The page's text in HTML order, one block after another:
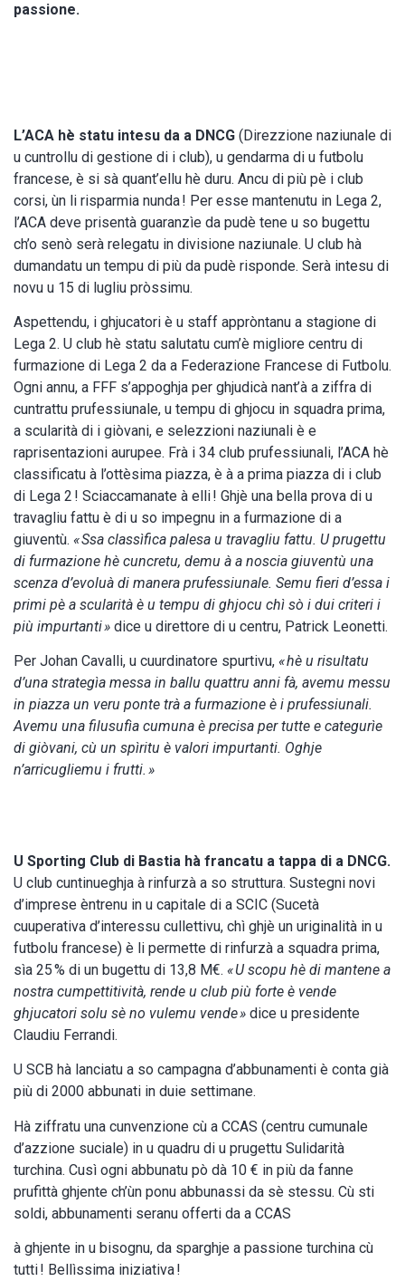
passione.
L’ACA hè statu intesu da a DNCG (Direzzione naziunale di
u cuntrollu di gestione di i club), u gendarma di u futbolu
francese, è si sà quant’ellu hè duru. Ancu di più pè i club
corsi, ùn li risparmia nunda ! Per esse mantenutu in Lega 2,
l’ACA deve prisentà guaranzìe da pudè tene u so bugettu
ch’o senò serà relegatu in divisione naziunale. U club hà
dumandatu un tempu di più da pudè risponde. Serà intesu di
novu u 15 di lugliu pròssimu.
Aspettendu, i ghjucatori è u staff appròntanu a stagione di
Lega 2. U club hè statu salutatu cum’è migliore centru di
furmazione di Lega 2 da a Federazione Francese di Futbolu.
Ogni annu, a FFF s’appoghja per ghjudicà nant’à a ziffra di
cuntrattu prufessiunale, u tempu di ghjocu in squadra prima,
a scularità di i giòvani, e selezzioni naziunali è e
raprisentazioni aurupee. Frà i 34 club prufessiunali, l’ACA hè
classificatu à l’ottèsima piazza, è à a prima piazza di i club
di Lega 2 ! Sciaccamanate à elli ! Ghjè una bella prova di u
travagliu fattu è di u so impegnu in a furmazione di a
giuventù. « Ssa classìfica palesa u travagliu fattu. U prugettu
di furmazione hè cuncretu, demu à a noscia giuventù una
scenza d’evoluà di manera prufessiunale. Semu fieri d’essa i
primi pè a scularità è u tempu di ghjocu chì sò i dui criteri i
più impurtanti » dice u direttore di u centru, Patrick Leonetti.
Per Johan Cavalli, u cuurdinatore spurtivu, « hè u risultatu
d’una strategìa messa in ballu quattru anni fà, avemu messu
in piazza un veru ponte trà a furmazione è i prufessiunali.
Avemu una filusufìa cumuna è precisa per tutte e categurìe
di giòvani, cù un spìritu è valori impurtanti. Oghje
n’arricugliemu i frutti. »
U Sporting Club di Bastia hà francatu a tappa di a DNCG.
U club cuntinueghja à rinfurzà a so struttura. Sustegni novi
d’imprese èntrenu in u capitale di a SCIC (Sucetà
cuuperativa d’interessu cullettivu, chì ghjè un uriginalità in u
futbolu francese) è li permette di rinfurzà a squadra prima,
sìa 25 % di un bugettu di 13,8 M€. « U scopu hè di mantene a
nostra cumpettitività, rende u club più forte è vende
ghjucatori solu sè no vulemu vende » dice u presidente
Claudiu Ferrandi.
U SCB hà lanciatu a so campagna d’abbunamenti è conta già
più di 2000 abbunati in duie settimane.
Hà ziffratu una cunvenzione cù a CCAS (centru cumunale
d’azzione suciale) in u quadru di u prugettu Sulidarità
turchina. Cusì ogni abbunatu pò dà 10 € in più da fanne
prufittà ghjente ch’ùn ponu abbunassi da sè stessu. Cù sti
soldi, abbunamenti seranu offerti da a CCAS
à ghjente in u bisognu, da sparghje a passione turchina cù
tutti ! Bellìssima iniziativa !